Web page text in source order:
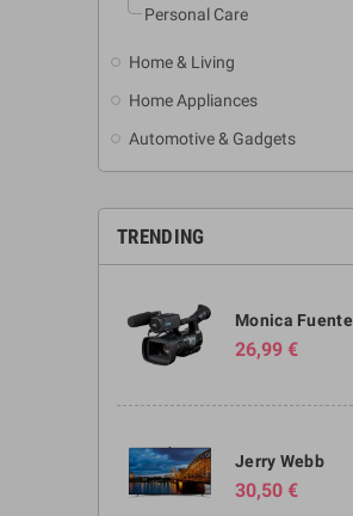
Personal Care
Home & Living
Home Appliances
Automotive & Gadgets
TRENDING
Monica
26,99 €
Jerry Webb
30,50 €